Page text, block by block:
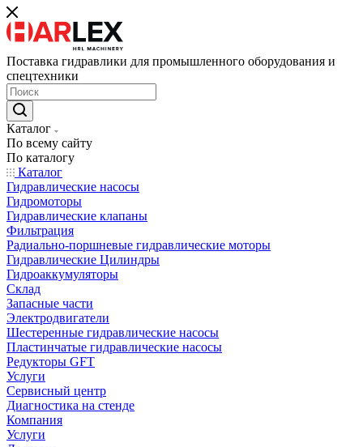
Поставка гидравлики для промышленного оборудования и
спецтехники
Каталог
По всему сайту
По каталогу
Каталог
Гидравлические насосы
Гидромоторы
Гидравлические клапаны
Фильтрация
Радиально-поршневые гидравлические моторы
Гидравлические Цилиндры
Гидроаккумуляторы
Склад
Запасные части
Электродвигатели
Шестеренные гидравлические насосы
Пластинчатые гидравлические насосы
Редукторы GFT
Услуги
Сервисный центр
Диагностика на стенде
Компания
Услуги